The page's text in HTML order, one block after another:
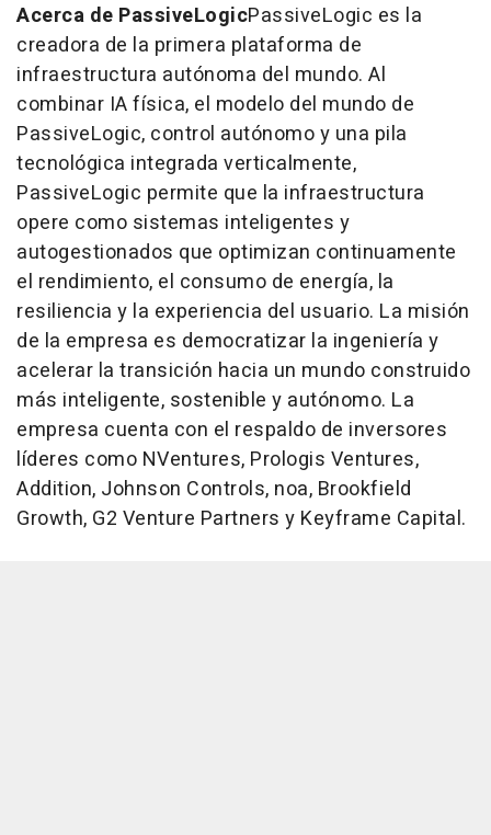
Acerca de PassiveLogicPassiveLogic es la
creadora de la primera plataforma de
infraestructura autónoma del mundo. Al
combinar IA física, el modelo del mundo de
PassiveLogic, control autónomo y una pila
tecnológica integrada verticalmente,
PassiveLogic permite que la infraestructura
opere como sistemas inteligentes y
autogestionados que optimizan continuamente
el rendimiento, el consumo de energía, la
resiliencia y la experiencia del usuario. La misión
de la empresa es democratizar la ingeniería y
acelerar la transición hacia un mundo construido
más inteligente, sostenible y autónomo. La
empresa cuenta con el respaldo de inversores
líderes como NVentures, Prologis Ventures,
Addition, Johnson Controls, noa, Brookfield
Growth, G2 Venture Partners y Keyframe Capital.